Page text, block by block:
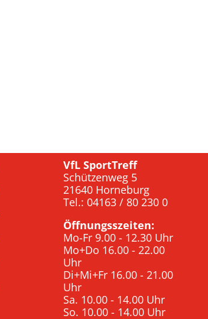
VfL SportTreff
Schützenweg 5
21640 Horneburg
Tel.: 04163 / 80 230 0
Öffnungsszeiten:
Mo-Fr 9.00 - 12.30 Uhr
Mo+Do 16.00 - 22.00
Uhr
Di+Mi+Fr 16.00 - 21.00
Uhr
Sa. 10.00 - 14.00 Uhr
So. 10.00 - 14.00 Uhr